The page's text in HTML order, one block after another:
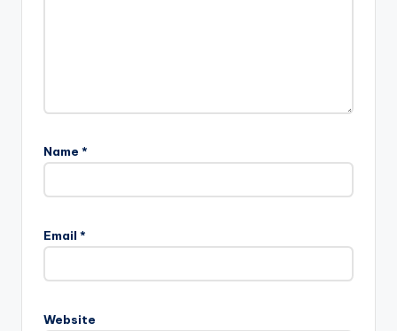
Name *
Email *
Website